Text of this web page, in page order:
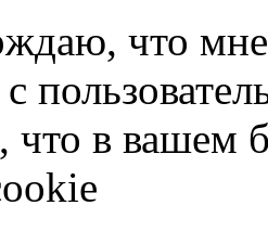
что
что в вашем